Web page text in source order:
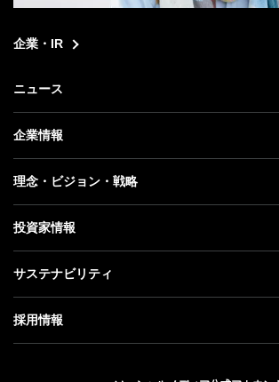
企業・IR
ニュース
ニュース トップ
プレスリリース
更新情報
記者説明会
企業情報
企業情報 トップ
社長メッセージ
事業紹介
ガバナンス
理念・ビジョン・戦略
理念・ビジョン・戦略 トップ
成長戦略「Activate AI for Society」
人材戦略
投資家情報
投資家情報 トップ
経営方針
サステナビリティ
サステナビリティ トップ
トップメッセージ
採用情報